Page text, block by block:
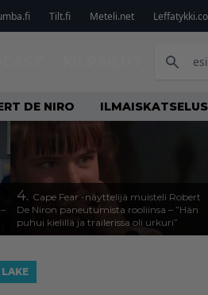
Tilt.fi Meteli.net
DE NIRO
4. Cape Fear -näyttelijä muisteli Robert
De Niron paneutumista rooliinsa – ”Hän
puhui kielillä ja trailerissa oli urkuri”